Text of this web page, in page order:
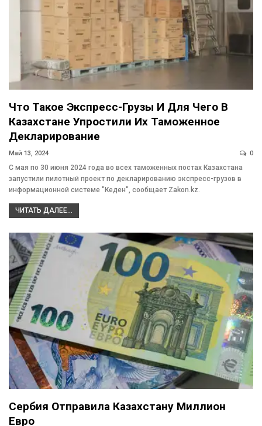
Что Такое Экспресс-Грузы И Для Чего В
Казахстане Упростили Их Таможенное
Декларирование
Май 13, 2024 0
С мая по 30 июня 2024 года во всех таможенных постах Казахстана
запустили пилотный проект по декларированию экспресс-грузов в
информационной системе "Кеден", сообщает Zakon.kz.
ЧИТАТЬ ДАЛЕЕ...
Сербия Отправила Казахстану Миллион
Евро